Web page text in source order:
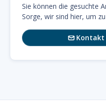
Sie können die gesuchte
Sorge, wir sind hier, um
Kontakt